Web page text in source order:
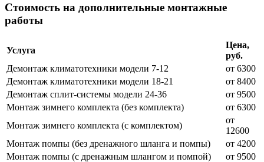
Стоимость на дополнительные монтажные
работы
Услуга
Цена,
руб.
Демонтаж климатотехники модели 7-12
от 6300
Демонтаж климатотехники модели 18-21
от 8400
Демонтаж сплит-системы модели 24-36
от 9500
Монтаж зимнего комплекта (без комплекта)
от 6300
Монтаж зимнего комплекта (с комплектом)
от
12600
Монтаж помпы (без дренажного шланга и помпы)
от 4200
Монтаж помпы (с дренажным шлангом и помпой)
от 9500